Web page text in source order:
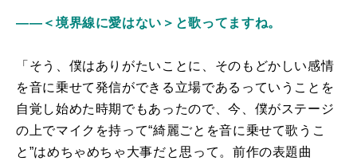
――＜境界線に愛はない＞と歌ってますね。
「そう、僕はありがたいことに、そのもどかしい感情
を音に乗せて発信ができる立場であるっていうことを
自覚し始めた時期でもあったので、今、僕がステージ
の上でマイクを持って“綺麗ごとを音に乗せて歌うこ
と”はめちゃめちゃ大事だと思って。前作の表題曲